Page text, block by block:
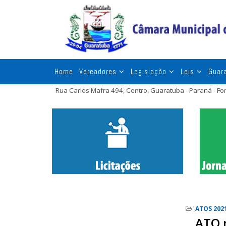
Home Vereadores Legislação Leis
Rua Carlos Mafra 494, Centro, Guaratuba - Paraná -
ATOS
ATO